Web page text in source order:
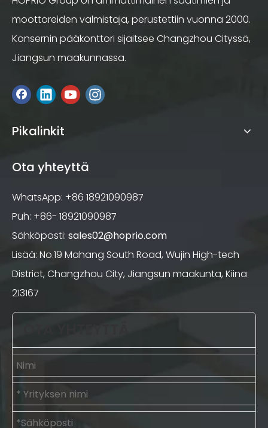
moottoreiden valmistaja, perustettiin vuonna 2000.
Konsernin pääkonttori sijaitsee Changzhou Cityssä,
Jiangsun maakunnassa.
Pikalinkit
Ota yhteyttä
WhatsApp: +86 18921090987
Puh: +86- 18921090987
Sähköposti: sales02@hoprio.com
Lisää: No.19 Mahang South Road, Wujin High-tech
District, Changzhou City, Jiangsun maakunta, Kiina
213167